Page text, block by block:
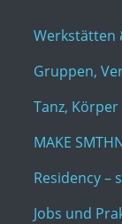
Werkstätten
Gruppen,
Tanz,
MAKE
Residency –
Jobs und